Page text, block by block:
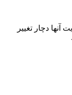
آنها دچار تغییر